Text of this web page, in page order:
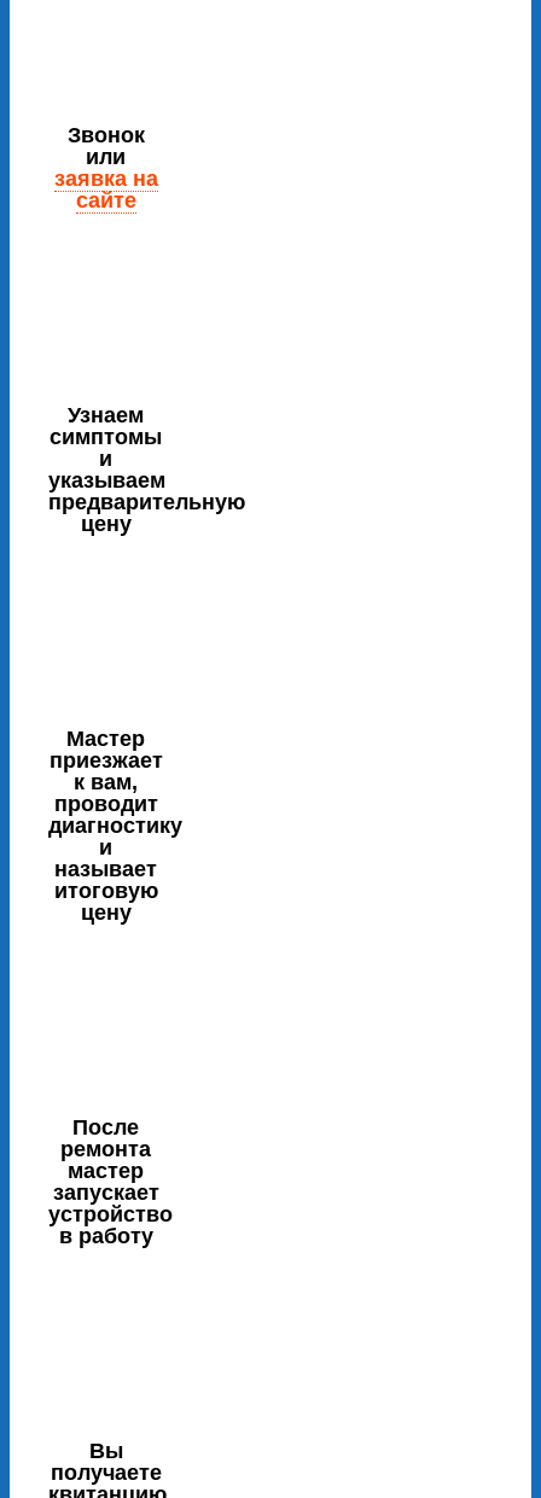
Звонок
или
заявка на
сайте
Узнаем
симптомы
и
указываем
предварительную
цену
Мастер
приезжает
к вам,
проводит
диагностику
и
называет
итоговую
цену
После
ремонта
мастер
запускает
устройство
в работу
Вы
получаете